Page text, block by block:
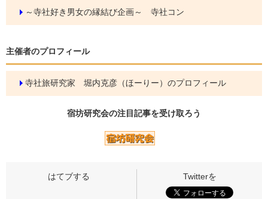
～寺社好き男女の縁結び企画～ 寺社コン
主催者のプロフィール
寺社旅研究家 堀内克彦（ほーりー）のプロフィール
宿坊研究会の注目記事を受け取ろう